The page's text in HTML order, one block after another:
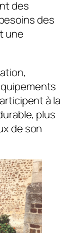
des
des
une
à la
plus
de son